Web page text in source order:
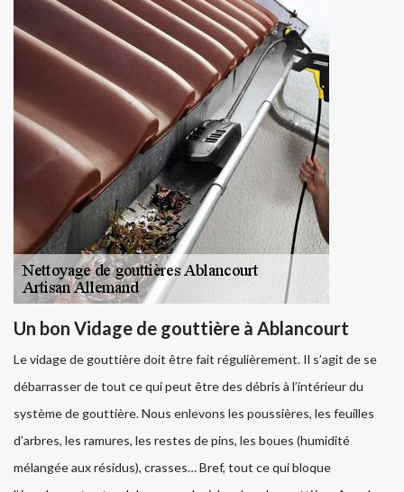
Un bon Vidage de gouttière à Ablancourt
Le vidage de gouttière doit être fait régulièrement. Il s’agit de se
débarrasser de tout ce qui peut être des débris à l’intérieur du
système de gouttière. Nous enlevons les poussières, les feuilles
d’arbres, les ramures, les restes de pins, les boues (humidité
mélangée aux résidus), crasses… Bref, tout ce qui bloque